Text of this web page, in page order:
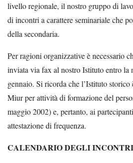
livello regionale, il nostro gruppo di
di incontri a carattere seminariale che
della secondaria.
Per ragioni organizzative è necessario
inviata via fax al nostro Istituto entro la
gennaio. Si ricorda che l’Istituto storico
Miur per attività di formazione del
maggio 2002) e, pertanto, ai
attestazione di frequenza.
CALENDARIO DEGLI INCONTRI